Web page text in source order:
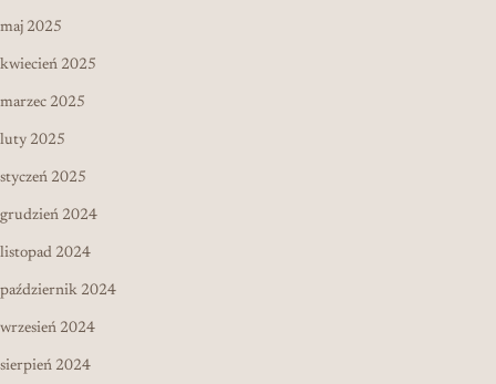
maj 2025
kwiecień 2025
marzec 2025
luty 2025
styczeń 2025
grudzień 2024
listopad 2024
październik 2024
wrzesień 2024
sierpień 2024